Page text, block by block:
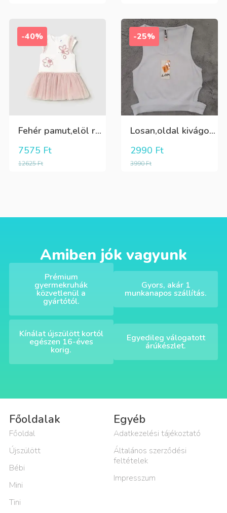
-40%
Fehér pamut,elöl rátűzött virággal,vállon és a szoknya része pöttyös tüll,egybe ruha
12625Ft
7575 Ft
-25%
Losan,oldal kivágott,alul passzés rövid lány trikó,póló
3990Ft
2990 Ft
Amiben jók vagyunk
Prémium
gyermekruhák
közvetlenül a
gyártótól.
Gyors, akár 1
munkanapos szállítás.
Kínálat újszülött kortól
egészen 16-éves
korig.
Egyedileg válogatott
árúkészlet.
Főoldalak
Főoldal
Újszülött
Bébi
Mini
Tini
Egyéb
Adatkezelési tájékoztató
Általános szerződési
feltételek
Impresszum